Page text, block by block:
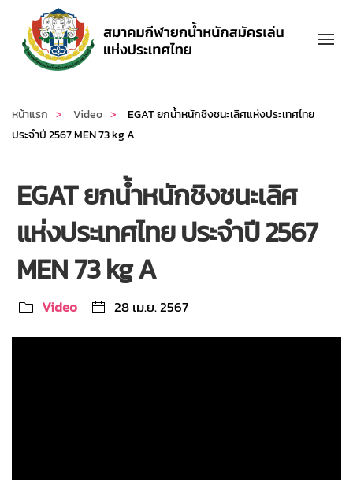
Skip to main content
หน้าแรก Video
EGAT ยกน้ำหนักชิงชนะเลิศแห่งประเทศไทย
ประจำปี 2567 MEN 73 kg A
EGAT ยกน้ำหนักชิงชนะเลิศ
แห่งประเทศไทย ประจำปี 2567
MEN 73 kg A
Video 28 เม.ย. 2567